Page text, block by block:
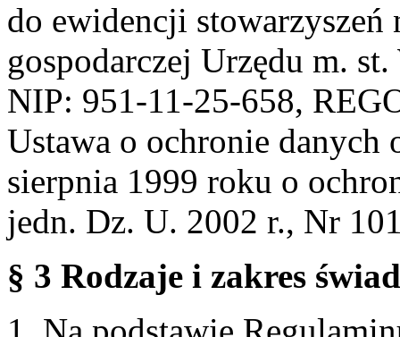
do ewidencji stowarzyszeń
gospodarczej Urzędu m.
NIP: 951-11-25-658,
Ustawa o ochronie danych
sierpnia 1999 roku o
jedn. Dz. U. 2002 r., Nr
§ 3 Rodzaje i zakres